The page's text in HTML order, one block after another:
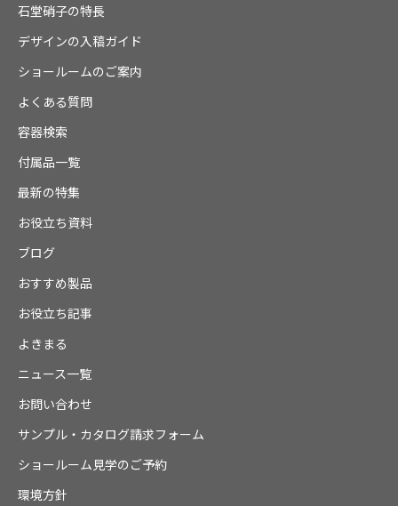
石堂硝子の特長
デザインの入稿ガイド
ショールームのご案内
よくある質問
容器検索
付属品一覧
最新の特集
お役立ち資料
ブログ
おすすめ製品
お役立ち記事
よきまる
ニュース一覧
お問い合わせ
サンプル・カタログ請求フォーム
ショールーム見学のご予約
環境方針